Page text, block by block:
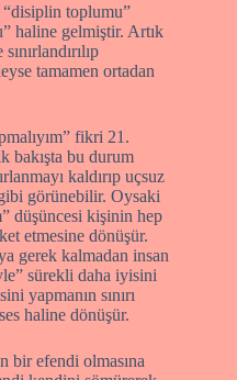
“disiplin toplumu”
haline gelmiştir. Artık
tamamen ortadan
fikri 21.
bakışta bu durum
kaldırıp uçsuz
görünebilir. Oysaki
düşüncesi kişinin hep
etmesine dönüşür.
gerek kalmadan insan
sürekli daha iyisini
yapmanın sınırı
haline dönüşür.
bir efendi olmasına